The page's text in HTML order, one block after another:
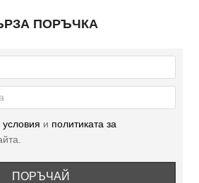
ПОРЪЧКА
и политиката за
ПОРЪЧАЙ